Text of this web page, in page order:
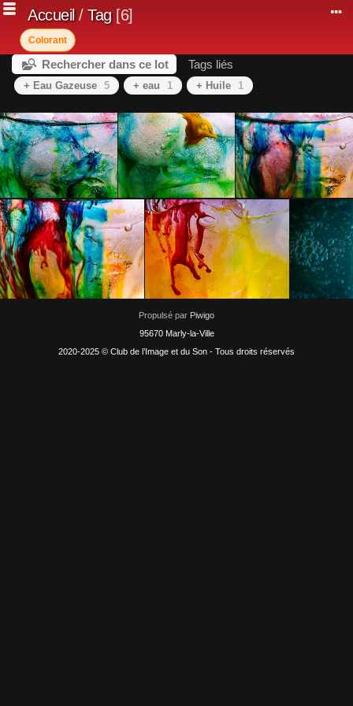
Accueil/ Tag 6
Colorant
Rechercher dans ce lot Tags liés
+ Eau Gazeuse 5 + eau 1 + Huile 1
Propulsé par Piwigo
95670 Marly-la-Ville
2020-2025 © Club de l’Image et du Son - Tous droits réservés